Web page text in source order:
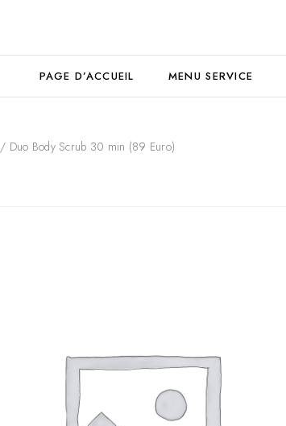
PAGE D’ACCUEIL MENU SERVICE
/ Duo Body Scrub 30 min (89 Euro)